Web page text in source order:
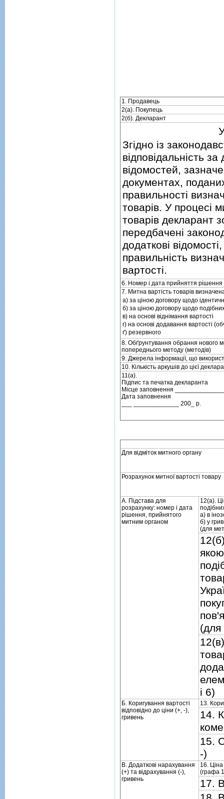
1. Продавець
2(а). Покупець
2(б). Декларант
Згiдно iз
вiдповiдальнiсть за
вiдомостей,
документах,
правильностi
товарiв. У процесi
товарiв декларант
передбаченi
додатковi
правильнiсть
вартостi.
6. Номер i дата прийняття рiшення
7. Митна вартiсть товарiв
а) за цiною договору щодо
б) за цiною договору щодо
в) на основi вiднiмання вартостi
г) на основi додавання вартостi
ґ) резервного
8. Обґрунтування обрання нового
попереднього методу (методiв)
9. Джерела iнформацiї, що
10. Кiлькiсть аркушiв до цiєї
11(а).
Пiдпис та печатка декларанта
Мiсце заповнення
Дата заповнення
___ _____________ 200_ р.
Для вiдмiток митного органу
Розрахунок митної вартостi товару
А. Пiдстава для
розрахунку: номер i дата
рiшення, прийнятого
митним органом
12(а).
а) в
б) у
(для
(для
i 6)
Б. Коригування вартостi
вiдповiдно до цiни (+, -),
гривень
13.
14.
15.
-)
В. Додатковi нарахування
(+) та вiдрахування (-),
гривень
16. Цiна
(графа
17.